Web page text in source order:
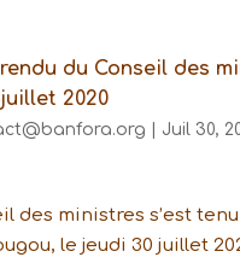
du Conseil des
2020
Juil 30,
des ministres s’est
le jeudi 30 juillet